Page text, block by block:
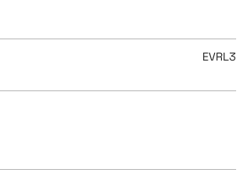
EVRL3